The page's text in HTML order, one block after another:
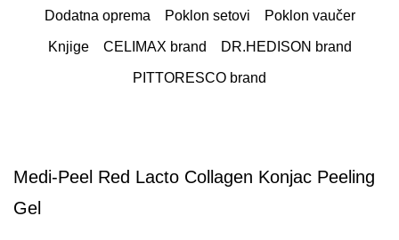
Dodatna oprema Poklon setovi Poklon vaučer
Knjige CELIMAX brand DR.HEDISON brand
PITTORESCO brand
Medi-Peel Red Lacto Collagen Konjaс Peeling
Gel